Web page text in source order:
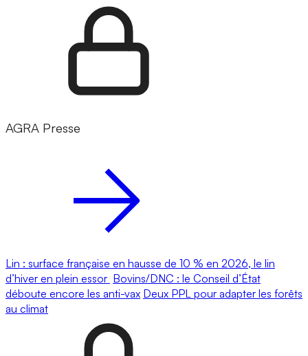
AGRA Presse
Lin : surface française en hausse de 10 % en 2026, le lin
d’hiver en plein essor Bovins/DNC : le Conseil d’État
déboute encore les anti-vax Deux PPL pour adapter les forêts
au climat